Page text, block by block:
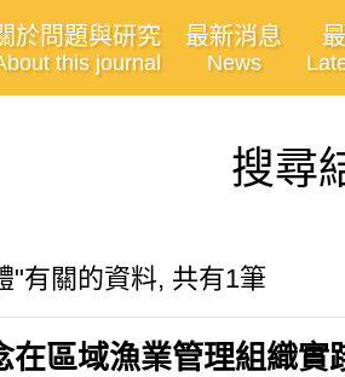
於問題與研究
this journal
最新消息
News
搜尋
"有關的資料, 共有1筆
在區域漁業管理組織